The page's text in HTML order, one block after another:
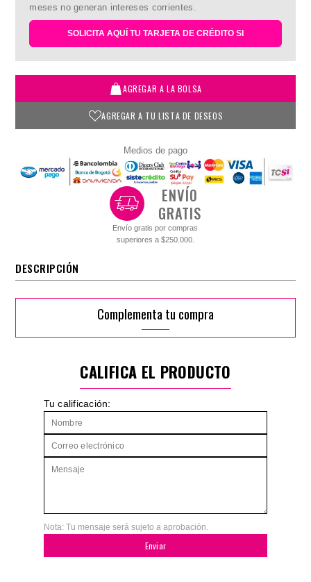
meses no generan intereses corrientes.
SOLICITA AQUÍ TU TARJETA DE CRÉDITO SI
AGREGAR A LA BOLSA
AGREGAR A TU LISTA DE DESEOS
Medios de pago
ENVÍO
GRATIS
Envío gratis por compras
superiores a $250.000.
DESCRIPCIÓN
Complementa tu compra
CALIFICA EL PRODUCTO
Tu calificación:
Nota: Tu mensaje será sujeto a aprobación.
Enviar